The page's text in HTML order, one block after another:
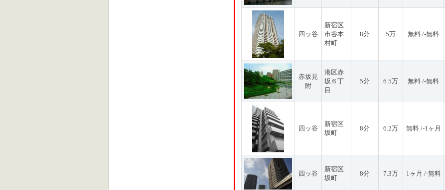
四ッ谷
新宿区
市谷本
村町
8分 5万 無料 /-無料
赤坂見
附
港区赤
坂６丁
目
5分 6.5万 無料 /-無料
四ッ谷
新宿区
坂町
8分 6.2万 無料 /-1ヶ月
四ッ谷
新宿区
坂町
8分 7.3万 1ヶ月 /-無料